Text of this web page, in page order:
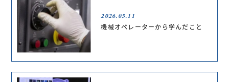
2026.05.11
機械オペレーターから学んだこと